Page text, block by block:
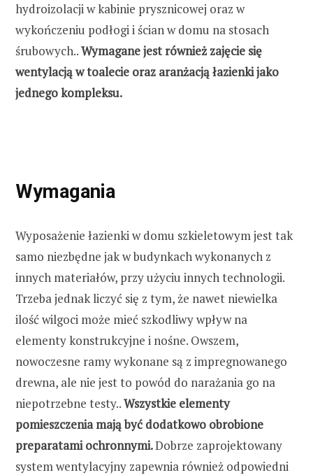
:
hydroizolacji w kabinie prysznicowej oraz w
wykończeniu podłogi i ścian w domu na stosach
śrubowych..Wymagane jest również zajęcie się
wentylacją w toalecie oraz aranżacją łazienki jako
jednego kompleksu.
Wymagania
Wyposażenie łazienki w domu szkieletowym jest tak
samo niezbędne jak w budynkach wykonanych z
innych materiałów, przy użyciu innych technologii.
Trzeba jednak liczyć się z tym, że nawet niewielka
ilość wilgoci może mieć szkodliwy wpływ na
elementy konstrukcyjne i nośne. Owszem,
nowoczesne ramy wykonane są z impregnowanego
drewna, ale nie jest to powód do narażania go na
niepotrzebne testy..Wszystkie elementy
pomieszczenia mają być dodatkowo obrobione
preparatami ochronnymi.Dobrze zaprojektowany
system wentylacyjny zapewnia również odpowiedni